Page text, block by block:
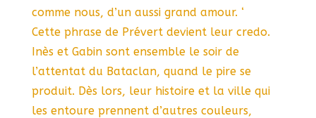
comme nous, d’un aussi grand amour. ‘
Cette phrase de Prévert devient leur credo.
Inès et Gabin sont ensemble le soir de
l’attentat du Bataclan, quand le pire se
produit. Dès lors, leur histoire et la ville qui
les entoure prennent d’autres couleurs,